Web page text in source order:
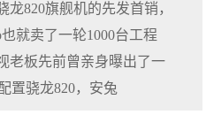
820旗舰机的先发首销，
就卖了一轮1000台工程
老板先前曾亲身曝出了一
置骁龙820，安兔